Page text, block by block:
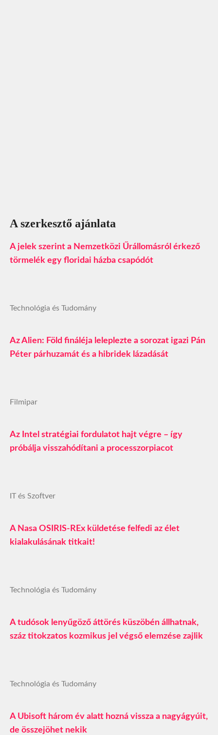
A szerkesztő ajánlata
A jelek szerint a Nemzetközi Űrállomásról érkező
törmelék egy floridai házba csapódót
Technológia és Tudomány
Az Alien: Föld fináléja leleplezte a sorozat igazi Pán
Péter párhuzamát és a hibridek lázadását
Filmipar
Az Intel stratégiai fordulatot hajt végre – így
próbálja visszahódítani a processzorpiacot
IT és Szoftver
A Nasa OSIRIS-REx küldetése felfedi az élet
kialakulásának titkait!
Technológia és Tudomány
A tudósok lenyűgöző áttörés küszöbén állhatnak,
száz titokzatos kozmikus jel végső elemzése zajlik
Technológia és Tudomány
A Ubisoft három év alatt hozná vissza a nagyágyúit,
de összejöhet nekik